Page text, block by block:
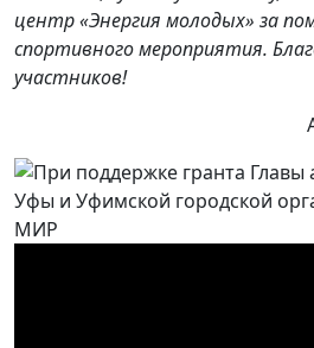
центр «Энергия молодых» за
спортивного мероприятия.
участников!